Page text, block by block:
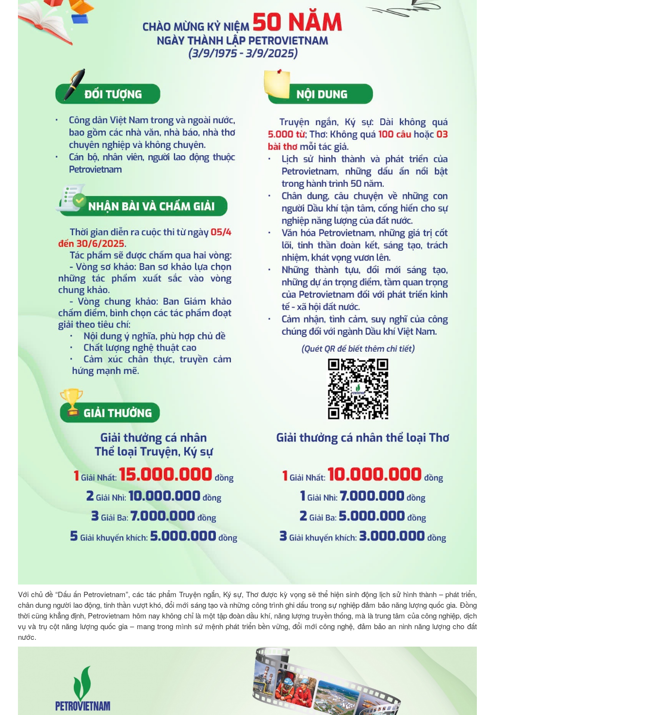
Với chủ đề “Dấu ấn Petrovietnam”, các tác phẩm Truyện ngắn, Ký sự, Thơ được kỳ vọng sẽ thể hiện sinh động lịch sử hình thành – phát triển,
chân dung người lao động, tinh thần vượt khó, đổi mới sáng tạo và những công trình ghi dấu trong sự nghiệp đảm bảo năng lượng quốc gia. Đồng
thời cũng khẳng định, Petrovietnam hôm nay không chỉ là một tập đoàn dầu khí, năng lượng truyền thống, mà là trung tâm của công nghiệp, dịch
vụ và trụ cột năng lượng quốc gia – mang trong mình sứ mệnh phát triển bền vững, đổi mới công nghệ, đảm bảo an ninh năng lượng cho đất
nước.